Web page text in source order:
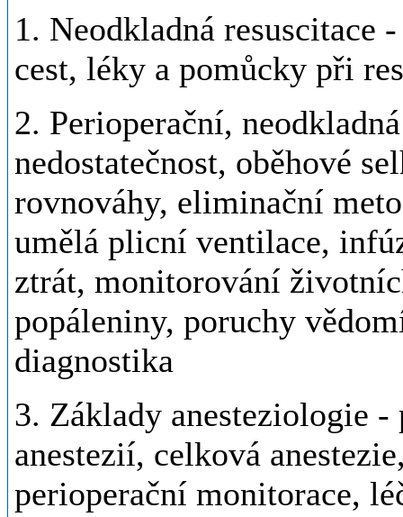
1. Neodkladná resuscitace
cest, léky a pomůcky při
2. Perioperační,
nedostatečnost, oběhové
rovnováhy, eliminační
umělá plicní ventilace,
ztrát, monitorování
popáleniny, poruchy
diagnostika
3. Základy anesteziologie
anestezií, celková
perioperační monitorace,